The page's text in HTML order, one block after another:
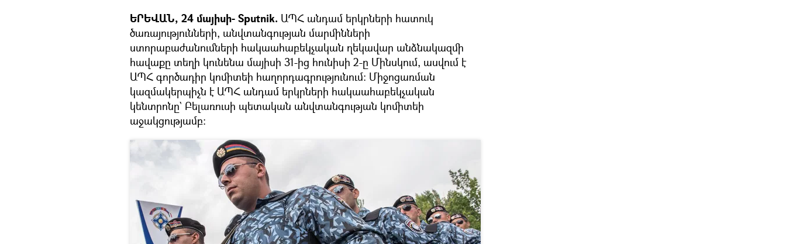
ԵՐԵՎԱՆ, 24 մայիսի- Sputnik. ԱՊՀ անդամ երկրների հատուկ
ծառայությունների, անվտանգության մարմինների
ստորաբաժանումների հակաահաբեկչական ղեկավար անձնակազմի
հավաքը տեղի կունենա մայիսի 31-ից հունիսի 2-ը Մինսկում, ասվում է
ԱՊՀ գործադիր կոմիտեի հաղորդագրությունում։ Միջոցառման
կազմակերպիչն է ԱՊՀ անդամ երկրների հակաահաբեկչական
կենտրոնը` Բելառուսի պետական անվտանգության կոմիտեի
աջակցությամբ։